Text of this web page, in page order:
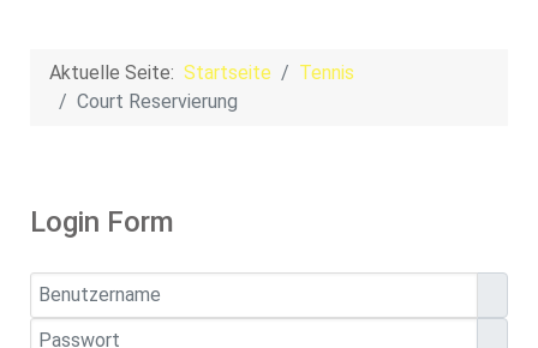
Aktuelle Seite: Startseite
Tennis
Court Reservierung
Login Form
Benutzername
Passwort